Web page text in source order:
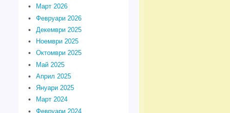
Март 2026
Февруари 2026
Декември 2025
Ноември 2025
Октомври 2025
Май 2025
Април 2025
Януари 2025
Март 2024
Февруари 2024